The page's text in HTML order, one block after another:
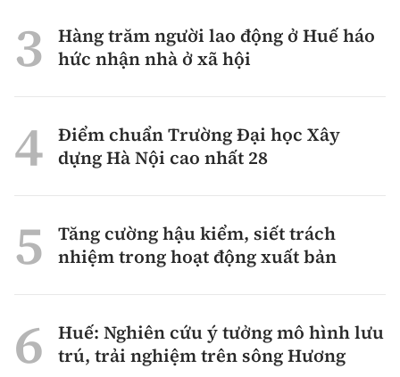
Hàng trăm người lao động ở Huế háo
hức nhận nhà ở xã hội
Điểm chuẩn Trường Đại học Xây
dựng Hà Nội cao nhất 28
Tăng cường hậu kiểm, siết trách
nhiệm trong hoạt động xuất bản
Huế: Nghiên cứu ý tưởng mô hình lưu
trú, trải nghiệm trên sông Hương